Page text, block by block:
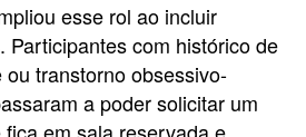
esse rol ao incluir
Participantes com histórico de
transtorno obsessivo-
a poder solicitar um